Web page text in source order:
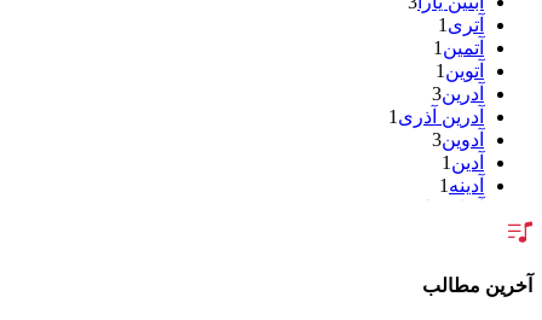
آتری 1
آتمین 1
آتوین 1
آدرین3
آدرین آذری 1
آدوین3
آدین 1
آدینه 1
آراد عباسی
آراز
آخرین مطالب